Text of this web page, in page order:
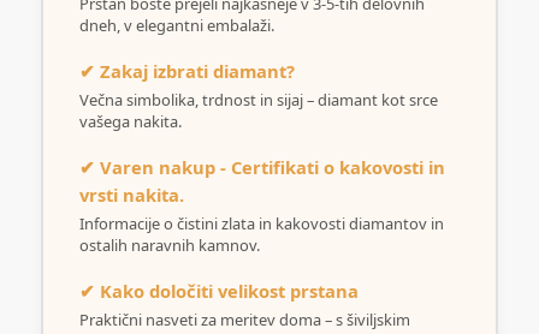
dneh, v elegantni embalaži.
✔ Zakaj izbrati diamant?
Večna simbolika, trdnost in sijaj – diamant kot srce
vašega nakita.
✔ Varen nakup - Certifikati o kakovosti in
vrsti nakita.
Informacije o čistini zlata in kakovosti diamantov in
ostalih naravnih kamnov.
✔ Kako določiti velikost prstana
Praktični nasveti za meritev doma – s šiviljskim